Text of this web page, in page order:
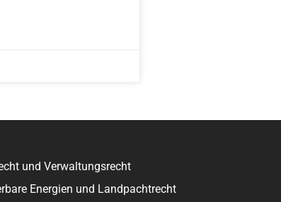
und Verwaltungsrecht
Energien und Landpachtrecht